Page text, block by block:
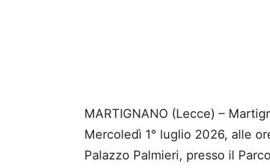
MARTIGNANO (Lecce) –
Mercoledì 1° luglio 2026, alle
Palazzo Palmieri, presso il